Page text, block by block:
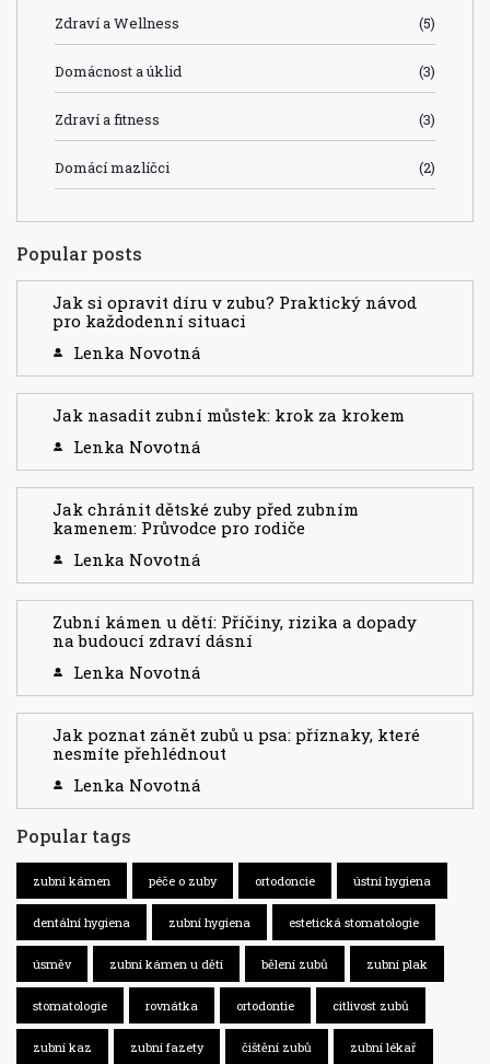
Zdraví a Wellness (5)
Domácnost a úklid (3)
Zdraví a fitness (3)
Domácí mazlíčci (2)
Popular posts
Jak si opravit díru v zubu? Praktický návod
pro každodenní situaci
Lenka Novotná
Jak nasadit zubní můstek: krok za krokem
Lenka Novotná
Jak chránit dětské zuby před zubním
kamenem: Průvodce pro rodiče
Lenka Novotná
Zubní kámen u dětí: Příčiny, rizika a dopady
na budoucí zdraví dásní
Lenka Novotná
Jak poznat zánět zubů u psa: příznaky, které
nesmíte přehlédnout
Lenka Novotná
Popular tags
zubní kámen péče o zuby ortodoncie ústní hygiena
dentální hygiena zubní hygiena estetická stomatologie
úsměv zubní kámen u dětí bělení zubů zubní plak
stomatologie rovnátka ortodontie citlivost zubů
zubní kaz zubní fazety čištění zubů zubní lékař